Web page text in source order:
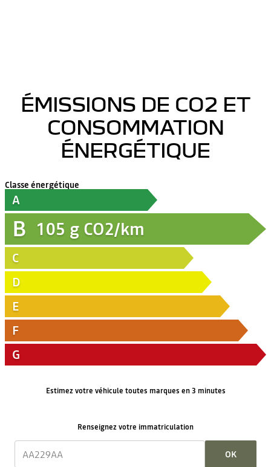
ÉMISSIONS DE CO2 ET
CONSOMMATION
ÉNERGÉTIQUE
Classe énergétique
A
B 105 g CO2/km
C
D
E
F
G
Estimez votre véhicule toutes marques en 3 minutes
Renseignez votre immatriculation
OK